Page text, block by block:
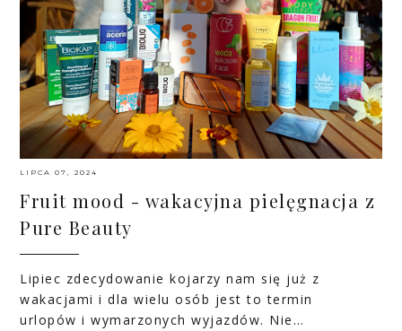
LIPCA 07, 2024
Fruit mood - wakacyjna pielęgnacja z
Pure Beauty
Lipiec zdecydowanie kojarzy nam się już z
wakacjami i dla wielu osób jest to termin
urlopów i wymarzonych wyjazdów. Nie…